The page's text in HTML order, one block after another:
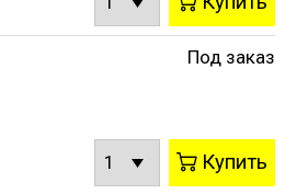
Под заказ
Купить